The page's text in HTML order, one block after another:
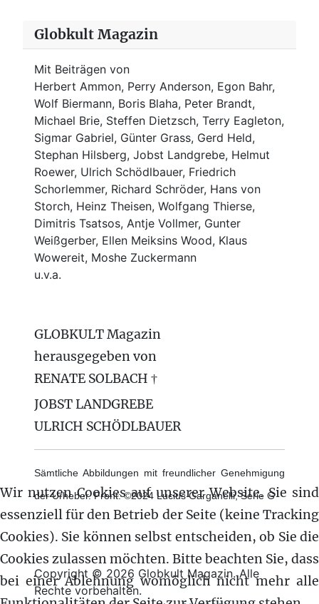
Globkult Magazin
Mit Beiträgen von
Herbert Ammon, Perry Anderson, Egon Bahr,
Wolf Biermann, Boris Blaha, Peter Brandt,
Michael Brie, Steffen Dietzsch, Terry Eagleton,
Sigmar Gabriel, Günter Grass, Gerd Held,
Stephan Hilsberg, Jobst Landgrebe, Helmut
Roewer, Ulrich Schödlbauer, Friedrich
Schorlemmer, Richard Schröder, Hans von
Storch, Heinz Theisen, Wolfgang Thierse,
Dimitris Tsatsos, Antje Vollmer, Gunter
Weißgerber, Ellen Meiksins Wood, Klaus
Wowereit, Moshe Zuckermann
u.v.a.
GLOBKULT Magazin
herausgegeben von
RENATE SOLBACH †
JOBST LANDGREBE
ULRICH SCHÖDLBAUER
Sämtliche Abbildungen mit freundlicher Genehmigung
der Urheber. Front: ©2024 Lucius Garganelli, Serie G
Copyright © 2026 Globkult Magazin. Alle
Rechte vorbehalten.
Wir nutzen Cookies auf unserer Website. Sie sind
essenziell für den Betrieb der Seite (keine Tracking
Cookies). Sie können selbst entscheiden, ob Sie die
Cookies zulassen möchten. Bitte beachten Sie, dass
bei einer Ablehnung womöglich nicht mehr alle